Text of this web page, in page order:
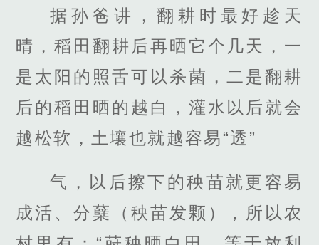
据孙爸讲，翻耕时最好趁天
晴，稻田翻耕后再晒它个几天，一
是太阳的照舌可以杀菌，二是翻耕
后的稻田晒的越白，灌水以后就会
越松软，土壤也就越容易“透”
气，以后擦下的秧苗就更容易
成活、分蘖（秧苗发颗），所以农